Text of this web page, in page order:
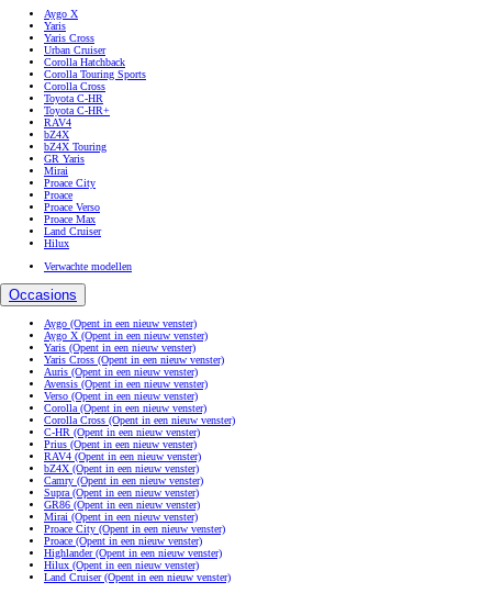
Aygo X
Yaris
Yaris Cross
Urban Cruiser
Corolla Hatchback
Corolla Touring Sports
Corolla Cross
Toyota C-HR
Toyota C-HR+
RAV4
bZ4X
bZ4X Touring
GR Yaris
Mirai
Proace City
Proace
Proace Verso
Proace Max
Land Cruiser
Hilux
Verwachte modellen
Occasions
Aygo (Opent in een nieuw venster)
Aygo X (Opent in een nieuw venster)
Yaris (Opent in een nieuw venster)
Yaris Cross (Opent in een nieuw venster)
Auris (Opent in een nieuw venster)
Avensis (Opent in een nieuw venster)
Verso (Opent in een nieuw venster)
Corolla (Opent in een nieuw venster)
Corolla Cross (Opent in een nieuw venster)
C-HR (Opent in een nieuw venster)
Prius (Opent in een nieuw venster)
RAV4 (Opent in een nieuw venster)
bZ4X (Opent in een nieuw venster)
Camry (Opent in een nieuw venster)
Supra (Opent in een nieuw venster)
GR86 (Opent in een nieuw venster)
Mirai (Opent in een nieuw venster)
Proace City (Opent in een nieuw venster)
Proace (Opent in een nieuw venster)
Highlander(Opent in een nieuw venster)
Hilux (Opent in een nieuw venster)
Land Cruiser(Opent in een nieuw venster)